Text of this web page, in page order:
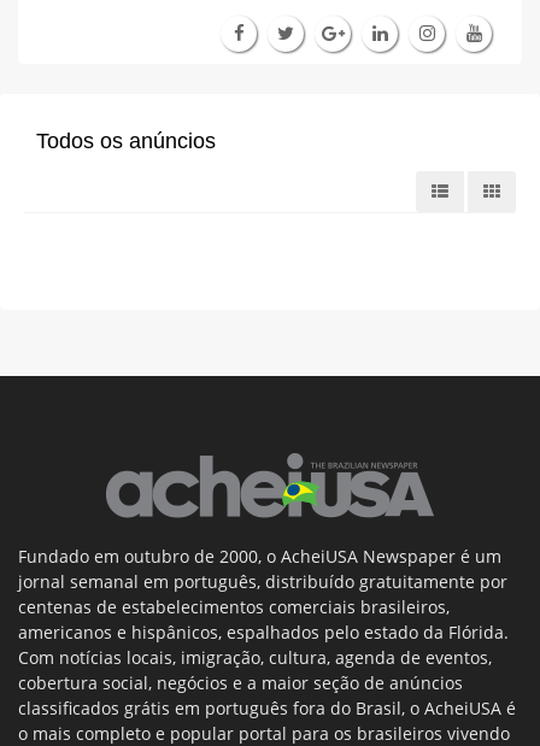
Todos os anúncios
Fundado em outubro de 2000, o AcheiUSA Newspaper é um
jornal semanal em português, distribuído gratuitamente por
centenas de estabelecimentos comerciais brasileiros,
americanos e hispânicos, espalhados pelo estado da Flórida.
Com notícias locais, imigração, cultura, agenda de eventos,
cobertura social, negócios e a maior seção de anúncios
classificados grátis em português fora do Brasil, o AcheiUSA é
o mais completo e popular portal para os brasileiros vivendo